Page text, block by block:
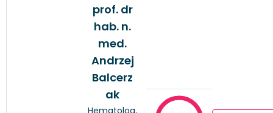
prof. dr
hab. n.
med.
Andrzej
Balcerz
ak
Hematolog,